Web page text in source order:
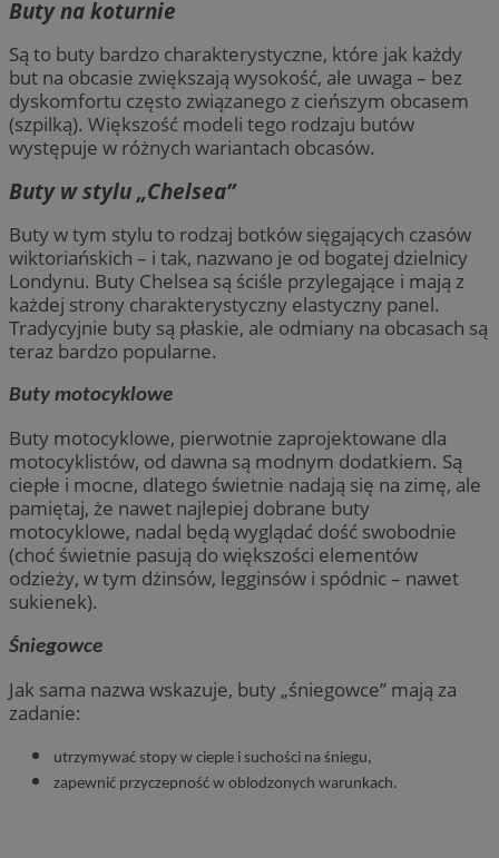
Buty na koturnie
Są to buty bardzo charakterystyczne, które jak każdy
but na obcasie zwiększają wysokość, ale uwaga – bez
dyskomfortu często związanego z cieńszym obcasem
(szpilką). Większość modeli tego rodzaju butów
występuje w różnych wariantach obcasów.
Buty w stylu „Chelsea”
Buty w tym stylu to rodzaj botków sięgających czasów
wiktoriańskich – i tak, nazwano je od bogatej dzielnicy
Londynu. Buty Chelsea są ściśle przylegające i mają z
każdej strony charakterystyczny elastyczny panel.
Tradycyjnie buty są płaskie, ale odmiany na obcasach są
teraz bardzo popularne.
Buty motocyklowe
Buty motocyklowe, pierwotnie zaprojektowane dla
motocyklistów, od dawna są modnym dodatkiem. Są
ciepłe i mocne, dlatego świetnie nadają się na zimę, ale
pamiętaj, że nawet najlepiej dobrane buty
motocyklowe, nadal będą wyglądać dość swobodnie
(choć świetnie pasują do większości elementów
odzieży, w tym dżinsów, legginsów i spódnic – nawet
sukienek).
Śniegowce
Jak sama nazwa wskazuje, buty „śniegowce” mają za
zadanie:
utrzymywać stopy w cieple i suchości na śniegu,
zapewnić przyczepność w oblodzonych warunkach.